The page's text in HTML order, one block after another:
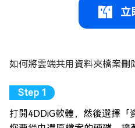
立
如何將雲端共用資料夾檔案刪
打開4DDiG軟體，然後選擇「